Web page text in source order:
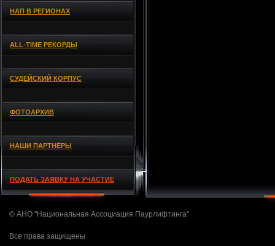
НАП В РЕГИОНАХ
ALL-TIME РЕКОРДЫ
СУДЕЙСКИЙ КОРПУС
ФОТОАРХИВ
НАШИ ПАРТНЁРЫ
ПОДАТЬ ЗАЯВКУ НА УЧАСТИЕ
© АНО "Национальная Ассоциация Паурлифтинга"
Все права защищены